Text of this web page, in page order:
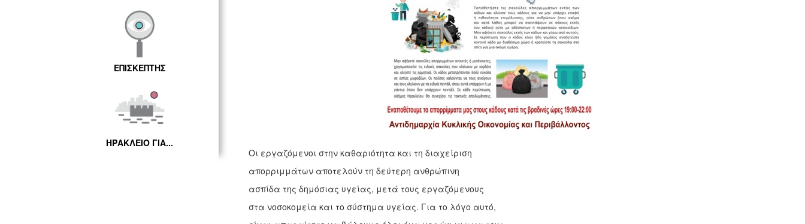
ΕΠΙΣΚΕΠΤΗΣ
ΗΡΑΚΛΕΙΟ ΓΙΑ...
Οι εργαζόμενοι στην καθαριότητα και τη διαχείριση
απορριμμάτων αποτελούν τη δεύτερη ανθρώπινη
ασπίδα της δημόσιας υγείας, μετά τους εργαζόμενους
στα νοσοκομεία και το σύστημα υγείας. Για το λόγο αυτό,